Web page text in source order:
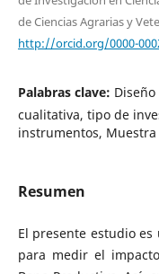
de Ciencias Agrarias y
http://orcid.org/0000-
Palabras clave:
cualitativa, tipo de
instrumentos, Muestra
Resumen
El presente estudio
para medir el